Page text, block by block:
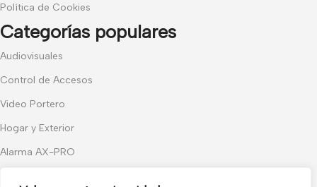
Política de Cookies
Categorías populares
Audiovisuales
Control de Accesos
Video Portero
Hogar y Exterior
Alarma AX-PRO